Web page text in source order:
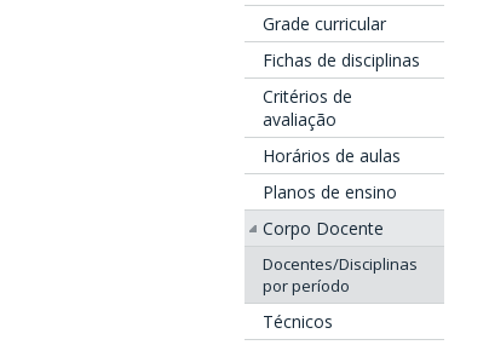
Grade curricular
Fichas de disciplinas
Critérios de
avaliação
Horários de aulas
Planos de ensino
Corpo Docente
Docentes/Disciplinas
por período
Técnicos